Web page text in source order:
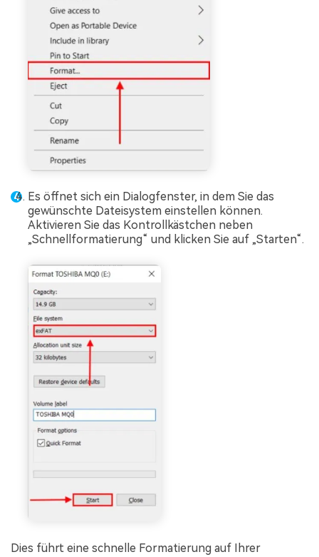
Es öffnet sich ein Dialogfenster, in dem Sie das
gewünschte Dateisystem einstellen können.
Aktivieren Sie das Kontrollkästchen neben
„Schnellformatierung“ und klicken Sie auf „Starten“.
Dies führt eine schnelle Formatierung auf Ihrer